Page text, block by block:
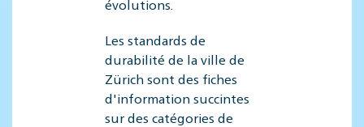
évolutions.
Les standards de
durabilité de la ville de
Zürich sont des fiches
d'information succintes
sur des catégories de